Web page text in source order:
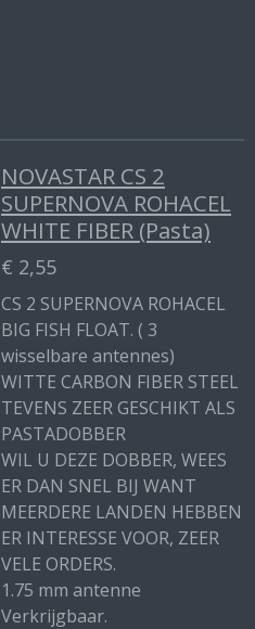
NOVASTAR CS 2
SUPERNOVA ROHACEL
WHITE FIBER (Pasta)
€ 2,55
CS 2 SUPERNOVA ROHACEL
BIG FISH FLOAT. ( 3
wisselbare antennes)
WITTE CARBON FIBER STEEL
TEVENS ZEER GESCHIKT ALS
PASTADOBBER
WIL U DEZE DOBBER, WEES
ER DAN SNEL BIJ WANT
MEERDERE LANDEN HEBBEN
ER INTERESSE VOOR, ZEER
VELE ORDERS.
1.75 mm antenne
Verkrijgbaar.